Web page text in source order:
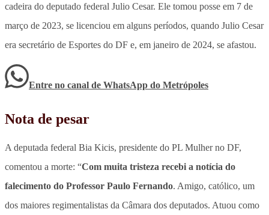
cadeira do deputado federal Julio Cesar. Ele tomou posse em 7 de
março de 2023, se licenciou em alguns períodos, quando Julio Cesar
era secretário de Esportes do DF e, em janeiro de 2024, se afastou.
Entre no canal de WhatsApp do Metrópoles
Nota de pesar
A deputada federal Bia Kicis, presidente do PL Mulher no DF,
comentou a morte: “Com muita tristeza recebi a notícia do
falecimento do Professor Paulo Fernando. Amigo, católico, um
dos maiores regimentalistas da Câmara dos deputados. Atuou como